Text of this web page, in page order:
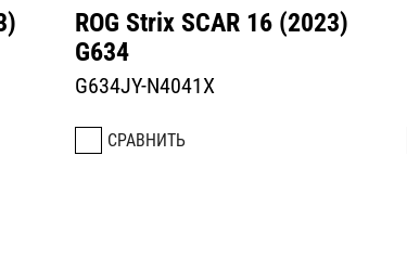
ROG Strix SCAR 16 (2023)
G634
G634JY-N4041X
СРАВНИТЬ